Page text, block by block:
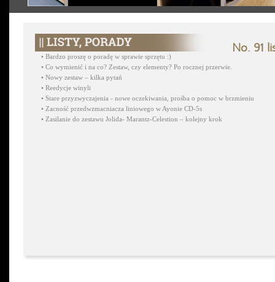
No. 91
• Bardzo proszę o poradę w sprawie sprzętu :)
• Co wymienić i na co? Zestaw, czy elementy? Po rocznej przerwie.
• Nowy zestaw – kilka pytań
• Reedycje winyli
• Stare przyzwyczajenia - nowe oczekiwania, prośba o pomoc w brzmieniu
• Zacność przedwzmacniacza liniowego w Ayonie CD-5s
• Zasilanie do zestawu Jolida- Marantz-Celestion – kolejny krok